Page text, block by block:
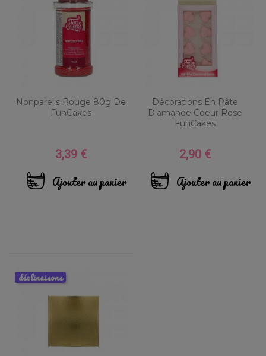
Nonpareils Rouge 80g De
FunCakes
Prix
3,39 €
Ajouter au panier
Décorations En Pâte
D’amande Coeur Rose
FunCakes
Prix
2,90 €
Ajouter au panier
déclinaisons